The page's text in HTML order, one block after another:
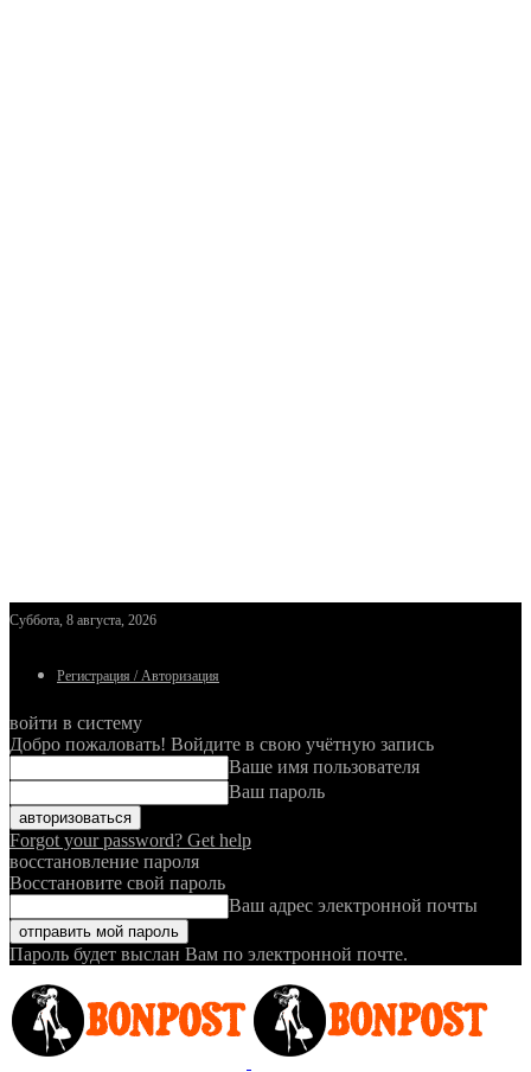
Суббота, 8 августа, 2026
Регистрация / Авторизация
войти в систему
Добро пожаловать! Войдите в свою учётную запись
Ваше имя пользователя
Ваш пароль
Forgot your password? Get help
восстановление пароля
Восстановите свой пароль
Ваш адрес электронной почты
Пароль будет выслан Вам по электронной почте.